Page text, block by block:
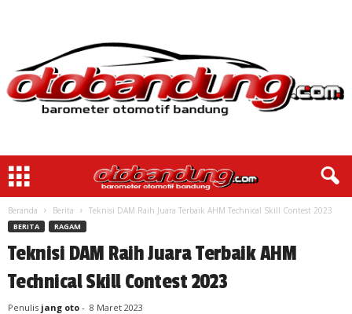
Beranda Berita Teknisi DAM Raih Juara Terbaik AHM Technical Skill Contest 2023
BERITA RAGAM
Teknisi DAM Raih Juara Terbaik AHM
Technical Skill Contest 2023
Penulis jang oto - 8 Maret 2023